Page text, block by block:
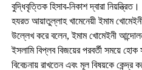
বুদ্ধিবৃত্তিক হিসাব-নিকাশ দ্বারা নিয়ন্ত্রিত।
হযরত আয়াতুল্লাহ খামেনেয়ী ইমাম
উল্লেখ করে বলেন, ইমাম খোমেইনী
ইসলামি বিপ্লব বিজয়ের পরবর্তী সময়ে
বিবেচনায় রাখতেন এবং মূল বিষয়কে